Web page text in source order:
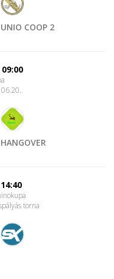
UNIO COOP 2
09:00
HANGOVER
14:40
torna